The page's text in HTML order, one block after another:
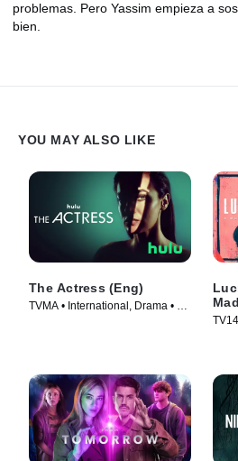
problemas. Pero Yassim empieza a
bien.
YOU MAY ALSO LIKE
The Actress (Eng)
TVMA • International, Drama • TV